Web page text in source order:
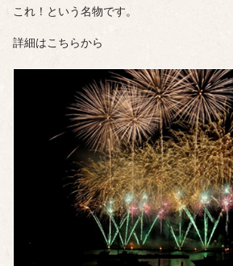
これ！という名物です。
詳細はこちらから